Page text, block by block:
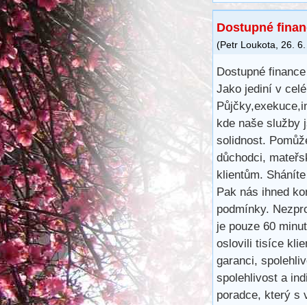
Dostupné
(Petr Loukota, 26.
Dostupné
Jako jediní v
kde naše služby
solidnost.
důchodci,
klientům.
Pak nás ihned
podmínky.
je pouze 60
oslovili tisíce
garanci,
spolehlivost a
poradce, který s